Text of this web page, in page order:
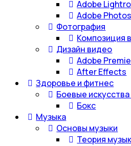
Adobe
Adobe
Фотография
Композиция
Дизайн видео
Adobe
After Effects
Здоровье и фитнес
Боевые
Бокс
Музыка
Основы музыки
Теория